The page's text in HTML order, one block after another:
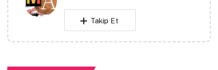
adı.
adlarıyla dijital olarak toplam 11 sayı yayın yapan
Takip Et